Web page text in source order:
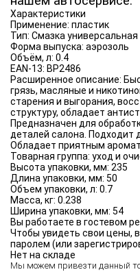
Характеристики
Применение: пластик
Тип: Смазка универсальная
Форма выпуска: аэрозоль
Объём, л: 0.4
EAN-13: BP2486
Расширенное описание:
грязь, масляные и
старения и выгорания,
структуру, обладает
Предназначен для
деталей салона. Подходит
Обладает приятным
Товарная группа: уход и
Высота упаковки, мм: 235
Длина упаковки, мм: 50
Объем упаковки, л: 0.7
Масса, кг: 0.238
Ширина упаковки, мм: 54
Вы работаете в гостевом
Чтобы увидеть свои цены,
паролем (или
Нет на складе
Мы можем привезти данный